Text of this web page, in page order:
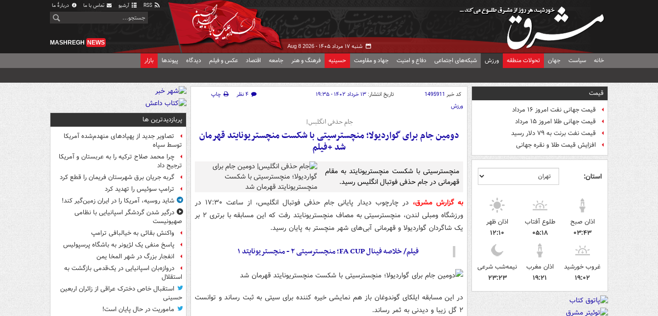
آرشیو تماس با ما دربارهٔ ما
شنبه ۱۷ مرداد ۱۴۰۵ - Aug 8 2026
MASHREGH NEWS
خانه سیاست جهان تحولات منطقه ورزش شبکه‌های اجتماعی دفاع و امنیت جهاد و مقاومت حسینیه فرهنگ و هنر جامعه اقتصاد عکس و فیلم دیدگاه پیوندها بازار
قیمت
قیمت جهانی نفت امروز ۱۶ مرداد
قیمت جهانی طلا امروز ۱۵ مرداد
قیمت نفت برنت به ۷۹ دلار رسید
افزایش قیمت طلا و نقره جهانی
استان:
اذان صبح
۰۳:۴۳
طلوع آفتاب
۰۵:۱۸
اذان ظهر
۱۲:۱۰
غروب خورشید
۱۹:۰۲
اذان مغرب
۱۹:۲۱
نیمه‌شب شرعی
۲۳:۲۳
کد خبر 1495911 تاریخ انتشار: ۱۳ خرداد ۱۴۰۲ - ۱۹:۳۵ ۴ نظر
چاپ
ورزش
جام حذفی انگلیس|
دومین جام برای گواردیولا؛ منچسترسیتی با شکست منچستریونایتد قهرمان
شد +فیلم
منچسترسیتی با شکست منچستریونایتد به مقام
قهرمانی در جام حذفی فوتبال انگلیس رسید.
به گزارش مشرق،
در چارچوب دیدار پایانی جام حذفی فوتبال انگلیس، از ساعت ۱۷:۳۰ در
ورزشگاه ومبلی لندن، منچسترسیتی به مصاف منچستریونایتد رفت که این مسابقه با برتری ۲ بر
یک شاگردان گواردیولا و قهرمانی آبی‌های شهر منچستر به پایان رسید.
فیلم/ خلاصه فینال FA CUP؛ منچسترسیتی ۲ - منچستریونایتد ۱
در این مسابقه ایلکای گوندوغان باز هم نمایشی خیره کننده برای سیتی به ثبت رساند و توانست
۲ گل زیبا و دیدنی به ثمر رساند.
پربازدیدترین ها
تصاویر جدید از پهپادهای منهدم‌شده آمریکا
توسط سپاه
چرا محمد صلاح ترکیه را به عربستان و آمریکا
ترجیح داد
گربه جریان برق شهرستان فریمان را قطع کرد
ترامپ سوئیس را تهدید کرد
شاید روسیه، آمریکا را در ایران زمین‌گیر کند!
درگیر شدن گردشگر اسپانیایی با نظامی
صهیونیست
واکنش بقائی به خیالبافی ترامپ
پاسخ منفی یک لژیونر به باشگاه پرسپولیس
انفجار بزرگ در شهر المخا یمن
دروازه‌بان اسپانیایی در یک‌قدمی بازگشت به
استقلال
استقبال خاص دخترک عراقی از زائران اربعین
حسینی
ماموریت در حال پایان است!